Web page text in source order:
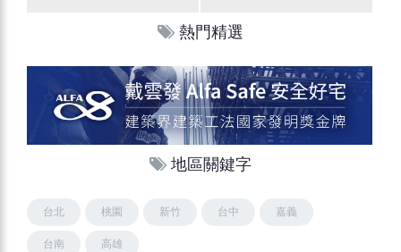
熱門精選
地區關鍵字
台北 桃園 新竹 台中 嘉義
台南 高雄